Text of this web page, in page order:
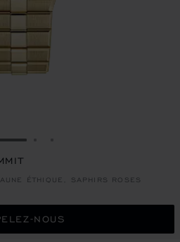
À LA DIAPOSITIVE 1
ÉTHIQUE, SAPHIRS ROSES
NOUS